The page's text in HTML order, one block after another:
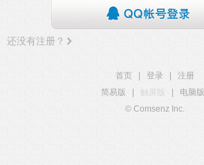
还没有注册？
首页 登录
注册
简易版
触屏版 电脑版
© Comsenz Inc.